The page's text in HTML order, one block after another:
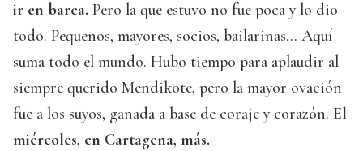
ir en barca. Pero la que estuvo no fue poca y lo dio
todo. Pequeños, mayores, socios, bailarinas… Aquí
suma todo el mundo. Hubo tiempo para aplaudir al
siempre querido Mendikote, pero la mayor ovación
fue a los suyos, ganada a base de coraje y corazón. El
miércoles, en Cartagena, más.